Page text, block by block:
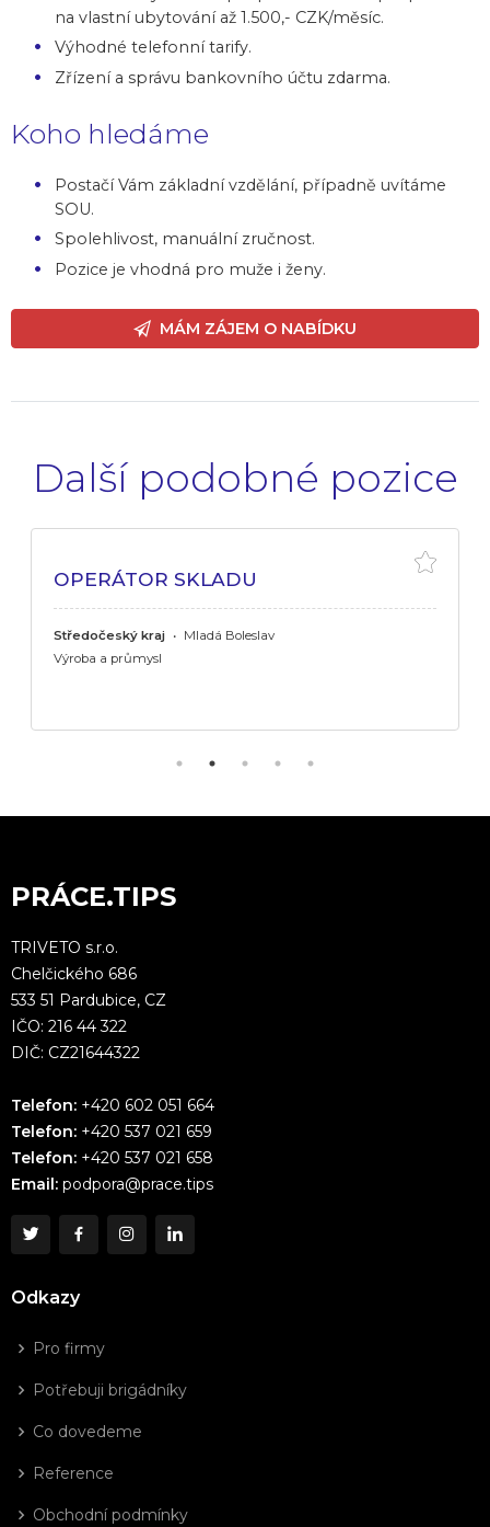
na vlastní ubytování až 1.500,- CZK/měsíc.
Výhodné telefonní tarify.
Zřízení a správu bankovního účtu zdarma.
Koho hledáme
Postačí Vám základní vzdělání, případně uvítáme
SOU.
Spolehlivost, manuální zručnost.
Pozice je vhodná pro muže i ženy.
MÁM ZÁJEM O NABÍDKU
Další podobné pozice
OPERÁTOR SKLADU
Středočeský kraj • Mladá Boleslav
Výroba a průmysl
PRÁCE.TIPS
TRIVETO s.r.o.
Chelčického 686
533 51 Pardubice, CZ
IČO: 216 44 322
DIČ: CZ21644322
Telefon: +420 602 051 664
Telefon: +420 537 021 659
Telefon: +420 537 021 658
Email: podpora@prace.tips
Odkazy
Pro firmy
Potřebuji brigádníky
Co dovedeme
Reference
Obchodní podmínky